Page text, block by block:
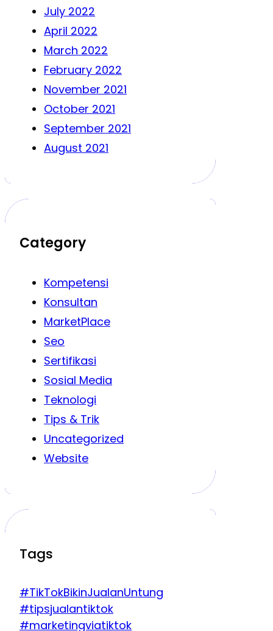
July 2022
April 2022
March 2022
February 2022
November 2021
October 2021
September 2021
August 2021
Category
Kompetensi
Konsultan
MarketPlace
Seo
Sertifikasi
Sosial Media
Teknologi
Tips & Trik
Uncategorized
Website
Tags
#TikTokBikinJualanUntung
#tipsjualantiktok
#marketingviatiktok